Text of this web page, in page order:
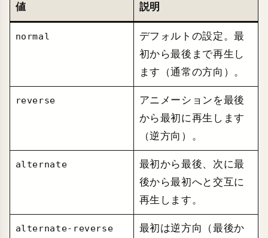
値 説明
normal
デフォルトの設定。最
初から最後まで再生し
ます（通常の方向）。
reverse
アニメーションを最後
から最初に再生します
（逆方向）。
alternate
最初から最後、次に最
後から最初へと交互に
再生します。
alternate-reverse
最初は逆方向（最後か